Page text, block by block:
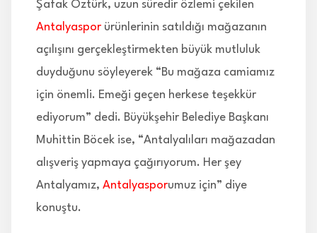
Şafak Öztürk, uzun süredir özlemi çekilen
Antalyaspor ürünlerinin satıldığı mağazanın
açılışını gerçekleştirmekten büyük mutluluk
duyduğunu söyleyerek “Bu mağaza camiamız
için önemli. Emeği geçen herkese teşekkür
ediyorum” dedi. Büyükşehir Belediye Başkanı
Muhittin Böcek ise, “Antalyalıları mağazadan
alışveriş yapmaya çağırıyorum. Her şey
Antalyamız, Antalyasporumuz için” diye
konuştu.